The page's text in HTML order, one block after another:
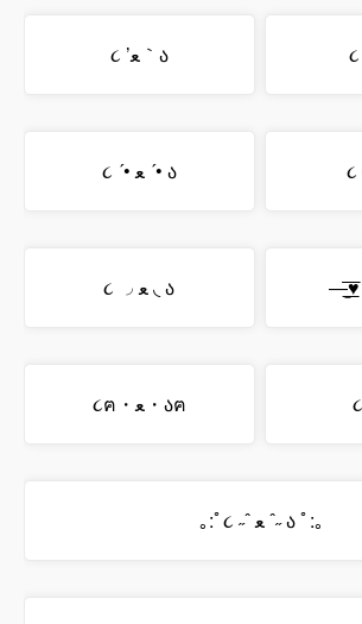
૮ ’ﻌ｀ა
૮ ´• ﻌ ´• ა
૮ ◞ ﻌ ◟ ა
૮ฅ・ﻌ・აฅ
｡:ﾟ૮ ˶ˆ ﻌ ˆ˶ ა ﾟ:｡